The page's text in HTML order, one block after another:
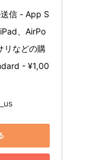
信 - App S
、AirPo
リなどの購
- ¥1,00